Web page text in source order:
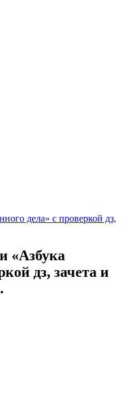
дела» с проверкой дз,
«Азбука
дз, зачета и